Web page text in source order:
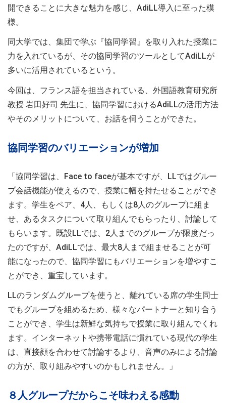
開できることに大きな魅力を感じ、AdiLL導入に至った模
様。
同大学では、集団で学ぶ『協同学習』を取り入れた授業に
力を入れているが、その協同学習のツールとしてAdiLLが
多いに活用されているという。
今回は、フランス語を担当されている、外国語教育研究所
教授 岩田好司 先生に、協同学習におけるAdiLLの活用方法
やそのメリットについて、お話を伺うことができた。
協同学習のバリエーションが増加
「協同学習は、Face to faceが基本ですが、LLではグルー
プ会話機能が使えるので、授業に幅を持たせることができ
ます。学生をペア、4人、もしくは8人のグループに組ま
せ、あるタスクについて取り組んでもらったり、討論して
もらいます。既設LLでは、2人までのグループが限度だっ
たのですが、AdiLLでは、最大8人まで組ませることが可
能になったので、協同学習にもバリエーションを増やすこ
とができ、重宝しています。
LLのランダムグループを使うと、離れている席の学生同士
でもグループを組めるため、様々なパートナーと知り合う
ことができ、学生は新鮮な気持ちで授業に取り組んでくれ
ます。インターネットや携帯電話に慣れている現代の学生
は、直接顔を合わせて討論するより、音声のみによる討論
の方が、取り組みやすいのかもしれません。」
８人グループだからこそ味わえる感動